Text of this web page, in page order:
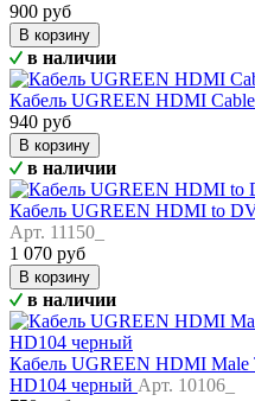
900 руб
В корзину
в наличии
Кабель UGREEN HDMI
940 руб
В корзину
в наличии
Кабель UGREEN HDMI to
Арт. 11150_
1 070 руб
В корзину
в наличии
Кабель UGREEN HDMI Male
HD104 черный Арт. 10106_